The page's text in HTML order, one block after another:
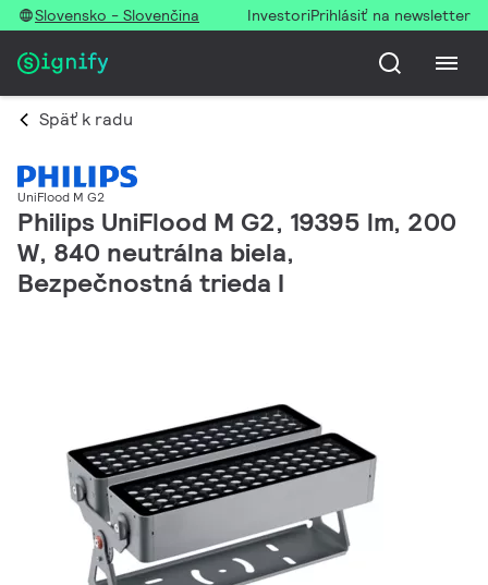
Slovensko - Slovenčina InvestoriPrihlásiť na newsletter
Späť k radu
UniFlood M G2
Philips UniFlood M G2, 19395 lm, 200
W, 840 neutrálna biela,
Bezpečnostná trieda I